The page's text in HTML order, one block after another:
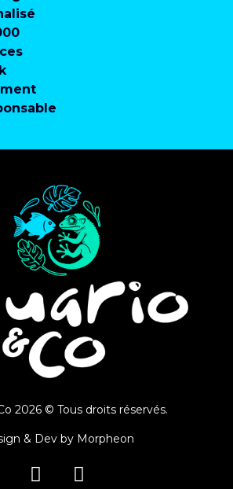
2026 © Tous droits réservés.
& Dev by Morpheon